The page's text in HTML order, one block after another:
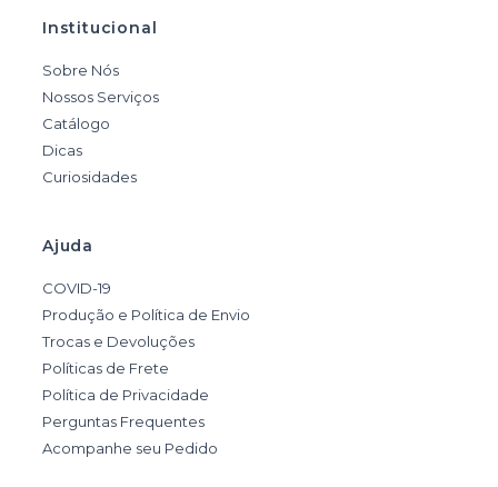
Institucional
Sobre Nós
Nossos Serviços
Catálogo
Dicas
Curiosidades
Ajuda
COVID-19
Produção e Política de Envio
Trocas e Devoluções
Políticas de Frete
Política de Privacidade
Perguntas Frequentes
Acompanhe seu Pedido